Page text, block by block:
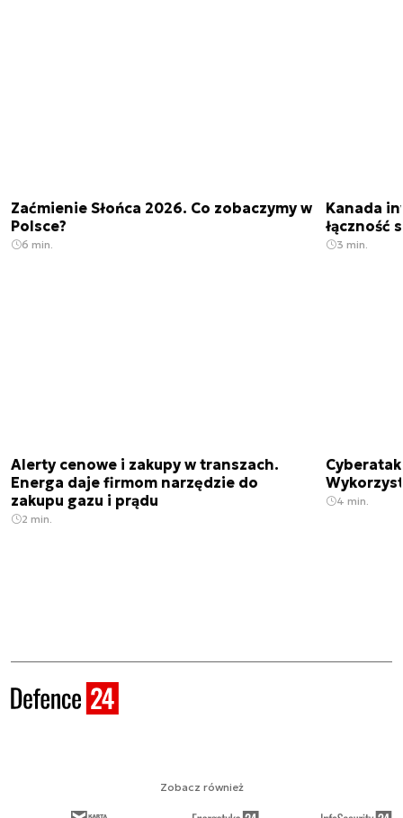
Zaćmienie Słońca 2026. Co zobaczymy w
Polsce?
6 min.
Kanada
łączność
3 min.
Alerty cenowe i zakupy w transzach.
Energa daje firmom narzędzie do
zakupu gazu i prądu
2 min.
4 min.
Zobacz również